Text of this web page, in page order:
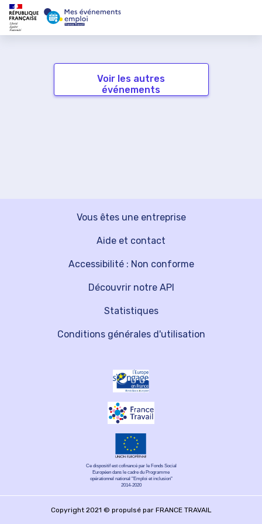
Voir les autres
événements
Vous êtes une entreprise
Découvrir notre API
Aide et contact
Statistiques
Accessibilité : Non conforme
Conditions générales d'utilisation
Ce dispositif est cofinancé par le Fonds Social
Européen dans le cadre du Programme
opérationnel national "Emploi et inclusion"
2014-2020
Copyright 2021 © propulsé par FRANCE TRAVAIL